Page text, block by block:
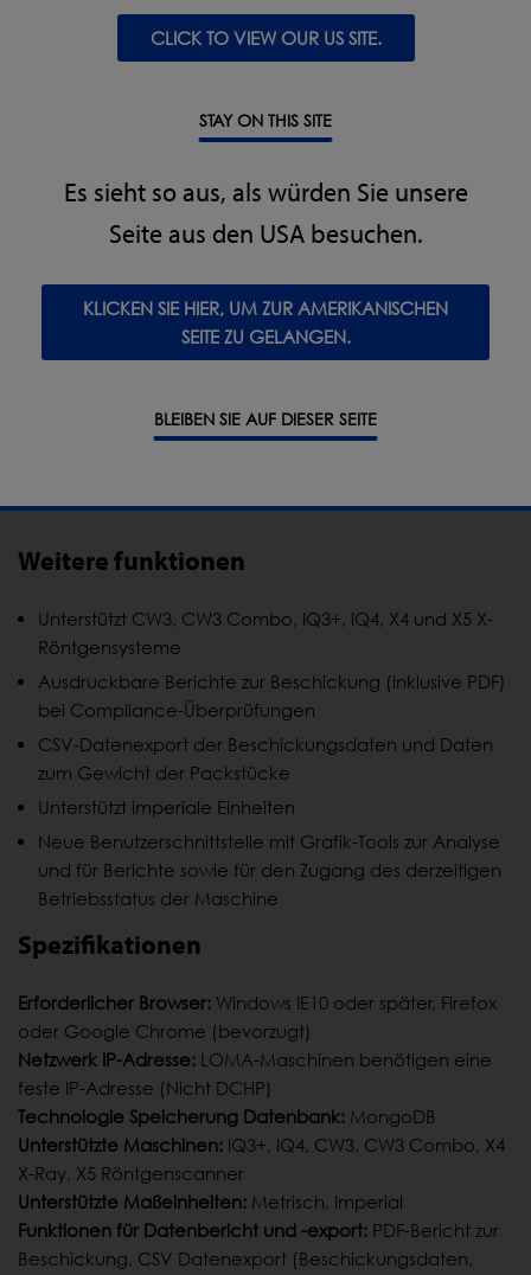
CLICK TO VIEW OUR US SITE.
STAY ON THIS SITE
Es sieht so aus, als würden Sie unsere
Seite aus den USA besuchen.
KLICKEN SIE HIER, UM ZUR AMERIKANISCHEN
SEITE ZU GELANGEN.
BLEIBEN SIE AUF DIESER SEITE
Maß!
Teilen Sie uns Ihre Anforderungen mit und erhalten
ZUR KONFIGURATIONS-ABFRAGE
Weitere funktionen
Unterstützt CW3, CW3 Combo, IQ3+, IQ4, X4 und X5 X-
Röntgensysteme
Ausdruckbare Berichte zur Beschickung (inklusive PDF)
bei Compliance-Überprüfungen
CSV-Datenexport der Beschickungsdaten und Daten
zum Gewicht der Packstücke
Unterstützt imperiale Einheiten
Neue Benutzerschnittstelle mit Grafik-Tools zur Analyse
und für Berichte sowie für den Zugang des derzeitigen
Betriebsstatus der Maschine
Spezifikationen
Erforderlicher Browser: Windows IE10 oder später, Firefox
oder Google Chrome (bevorzugt)
Netzwerk IP-Adresse: LOMA-Maschinen benötigen eine
feste IP-Adresse (Nicht DCHP)
Technologie Speicherung Datenbank: MongoDB
Unterstützte Maschinen: IQ3+, IQ4, CW3, CW3 Combo, X4
X-Ray, X5 Röntgenscanner
Unterstützte Maßeinheiten: Metrisch, Imperial
Funktionen für Datenbericht und -export: PDF-Bericht zur
Beschickung, CSV Datenexport (Beschickungsdaten,